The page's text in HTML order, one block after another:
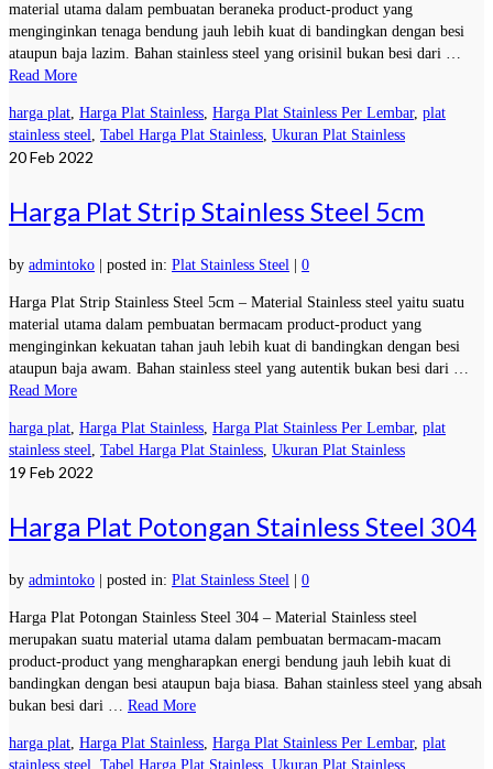
material utama dalam pembuatan beraneka product-product yang
menginginkan tenaga bendung jauh lebih kuat di bandingkan dengan besi
ataupun baja lazim. Bahan stainless steel yang orisinil bukan besi dari …
Read More
harga plat, Harga Plat Stainless, Harga Plat Stainless Per Lembar, plat
stainless steel, Tabel Harga Plat Stainless, Ukuran Plat Stainless
20Feb 2022
Harga Plat Strip Stainless Steel 5cm
by admintoko posted in: Plat Stainless Steel 0
Harga Plat Strip Stainless Steel 5cm – Material Stainless steel yaitu suatu
material utama dalam pembuatan bermacam product-product yang
menginginkan kekuatan tahan jauh lebih kuat di bandingkan dengan besi
ataupun baja awam. Bahan stainless steel yang autentik bukan besi dari …
Read More
harga plat, Harga Plat Stainless, Harga Plat Stainless Per Lembar, plat
stainless steel, Tabel Harga Plat Stainless, Ukuran Plat Stainless
19 Feb 2022
Harga Plat Potongan Stainless Steel 304
by admintoko posted in: Plat Stainless Steel 0
Harga Plat Potongan Stainless Steel 304 – Material Stainless steel
merupakan suatu material utama dalam pembuatan bermacam-macam
product-product yang mengharapkan energi bendung jauh lebih kuat di
bandingkan dengan besi ataupun baja biasa. Bahan stainless steel yang absah
bukan besi dari … Read More
harga plat, Harga Plat Stainless, Harga Plat Stainless Per Lembar, plat
stainless steel
Tabel Harga Plat Stainless Ukuran Plat Stainless